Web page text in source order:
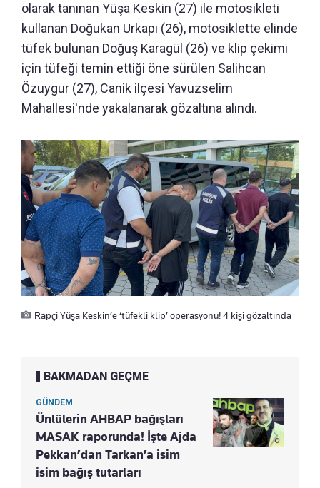
olarak tanınan Yüşa Keskin (27) ile motosikleti
kullanan Doğukan Urkapı (26), motosiklette elinde
tüfek bulunan Doğuş Karagül (26) ve klip çekimi
için tüfeği temin ettiği öne sürülen Salihcan
Özuygur (27), Canik ilçesi Yavuzselim
Mahallesi'nde yakalanarak gözaltına alındı.
Rapçi Yüşa Keskin’e ‘tüfekli klip’ operasyonu! 4 kişi gözaltında
BAKMADAN GEÇME
GÜNDEM
Ünlülerin AHBAP bağışları
MASAK raporunda! İşte Ajda
Pekkan’dan Tarkan’a isim
isim bağış tutarları